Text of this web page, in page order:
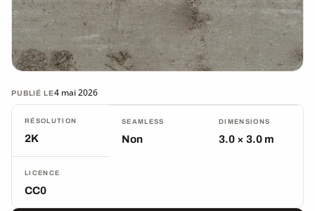
PUBLIÉ LE4 mai 2026
RÉSOLUTION
2K
SEAMLESS
Non
DIMENSIONS
3.0 × 3.0 m
LICENCE
CC0